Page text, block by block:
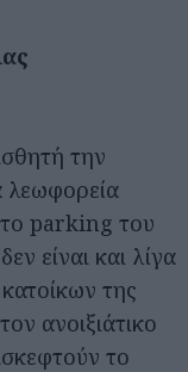
την
λεωφορεία
parking του
είναι και λίγα
της
ανοιξιάτικο
το